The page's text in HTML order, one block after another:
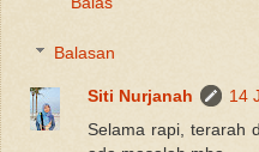
Balasan
Siti Nurjanah
14
Selama rapi, terarah